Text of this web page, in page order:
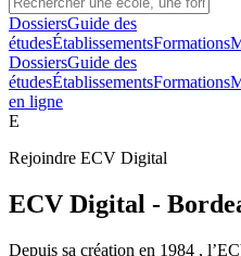
DossiersGuide des
étudesÉtablissementsFormations
DossiersGuide des
étudesÉtablissementsFormations
en ligne
E
Rejoindre ECV Digital
ECV Digital -
Depuis sa création en 1984 ,